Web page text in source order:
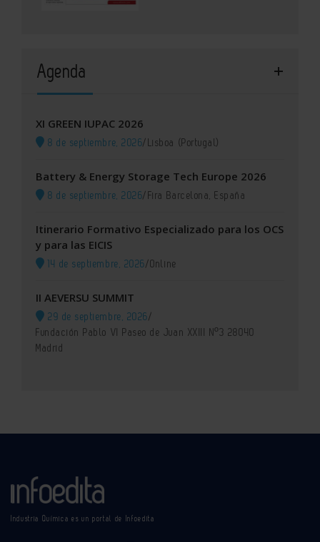
Agenda
XI GREEN IUPAC 2026
8 de septiembre, 2026/Lisboa (Portugal)
Battery & Energy Storage Tech Europe 2026
8 de septiembre, 2026/Fira Barcelona, España
Itinerario Formativo Especializado para los OCS
y para las EICIS
14 de septiembre, 2026/Online
II AEVERSU SUMMIT
29 de septiembre, 2026/
Fundación Pablo VI Paseo de Juan XXIII Nº3 28040
Madrid
Industria Química es un portal de Infoedita